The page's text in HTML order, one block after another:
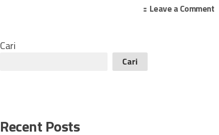
Leave a Commento
Cari
Cari
Recent Posts